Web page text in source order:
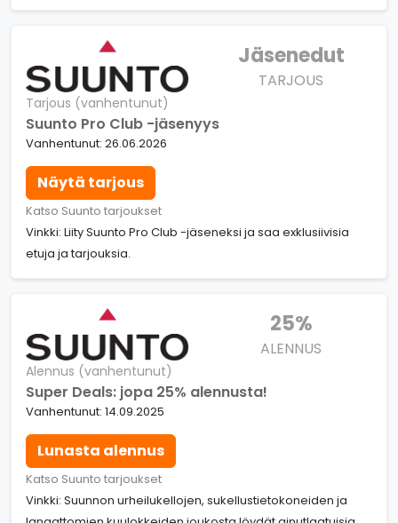
Jäsenedut
TARJOUS
Tarjous (vanhentunut)
Suunto Pro Club -jäsenyys
Vanhentunut: 26.06.2026
Näytä tarjous
Katso Suunto tarjoukset
Vinkki: Liity Suunto Pro Club -jäseneksi ja saa exklusiivisia
etuja ja tarjouksia.
25%
ALENNUS
Alennus (vanhentunut)
Super Deals: jopa 25% alennusta!
Vanhentunut: 14.09.2025
Lunasta alennus
Katso Suunto tarjoukset
Vinkki: Suunnon urheilukellojen, sukellustietokoneiden ja